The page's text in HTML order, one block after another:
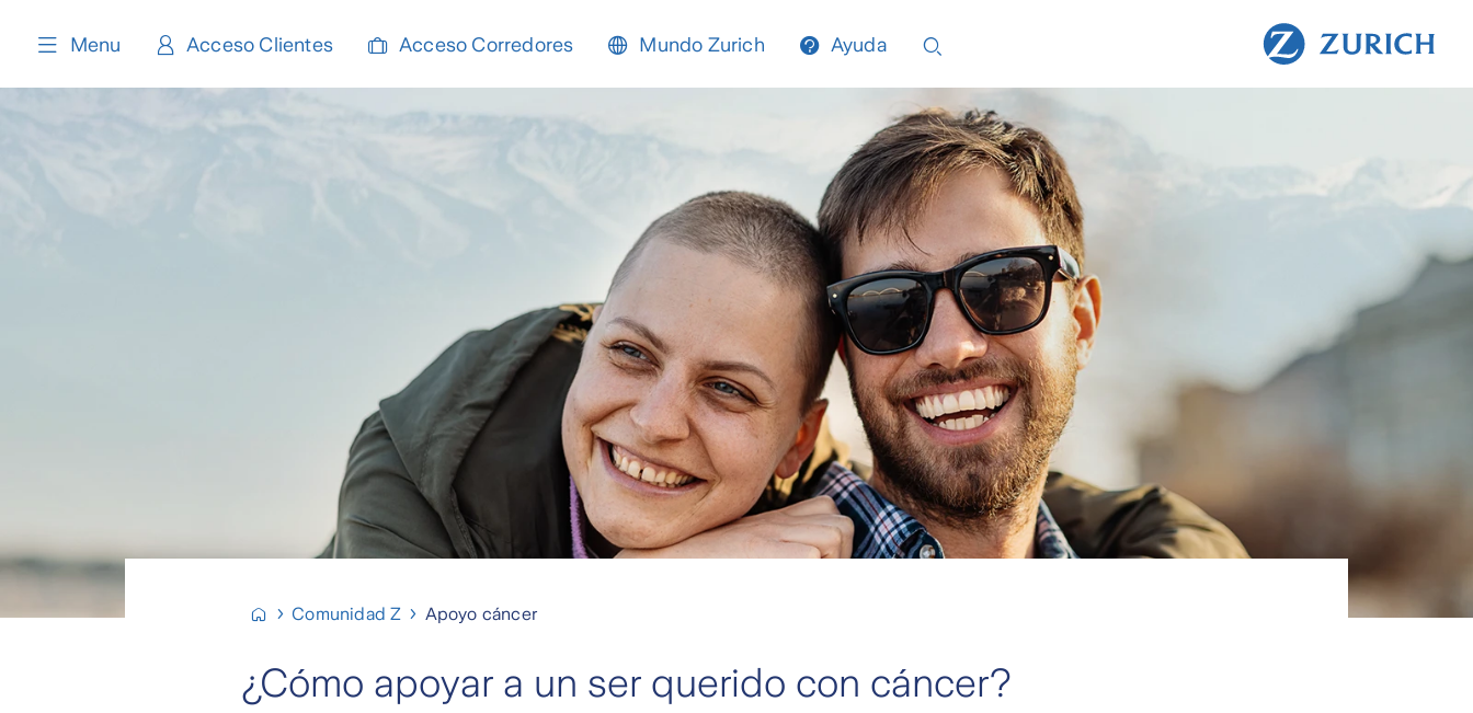
Menu Acceso Clientes Acceso Corredores Mundo Zurich Ayuda
Comunidad Z Apoyo cáncer
¿Cómo apoyar a un ser querido con cáncer?